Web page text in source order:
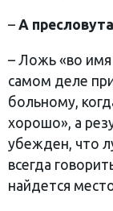
– А
– Ложь «во имя
самом деле
больному,
хорошо», а
убежден, что
всегда
найдется